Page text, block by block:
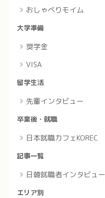
おしゃべりモイム
大学準備
奨学金
VISA
留学生活
先輩インタビュー
卒業後・就職
日本就職カフェKOREC
記事一覧
日韓就職者インタビュー
エリア別